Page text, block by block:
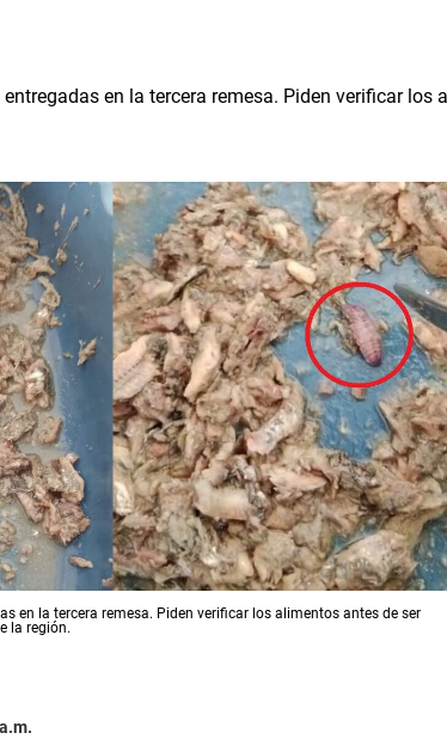
en la tercera remesa. Piden verificar
en la tercera remesa. Piden verificar los alimentos antes de ser
la región.